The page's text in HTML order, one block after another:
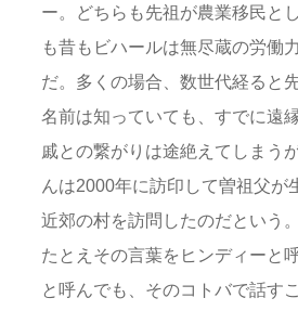
ー。どちらも先祖が農業移民と
も昔もビハールは無尽蔵の労働
だ。多くの場合、数世代経ると
名前は知っていても、すでに遠
戚との繋がりは途絶えてしまう
んは2000年に訪印して曽祖父が
近郊の村を訪問したのだという。
たとえその言葉をヒンディーと
と呼んでも、そのコトバで話す